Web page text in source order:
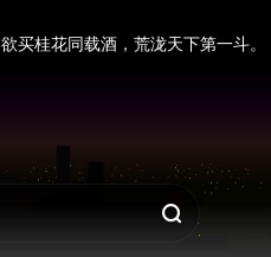
欲买桂花同载酒，荒泷天下第一斗。